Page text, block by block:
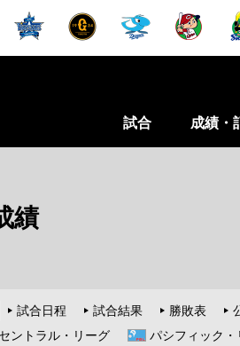
試合 成績・
績
試合日程 試合結果 勝敗表
セントラル・リーグ
パシフィック・